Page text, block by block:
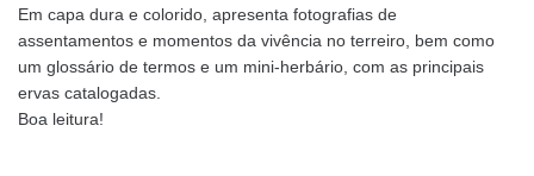
Em capa dura e colorido, apresenta fotografias de
assentamentos e momentos da vivência no terreiro, bem como
um glossário de termos e um mini-herbário, com as principais
ervas catalogadas.
Boa leitura!